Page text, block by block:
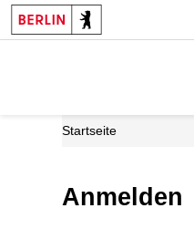
Startseite
Anmelden